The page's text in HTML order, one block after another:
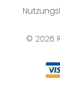
© 2026